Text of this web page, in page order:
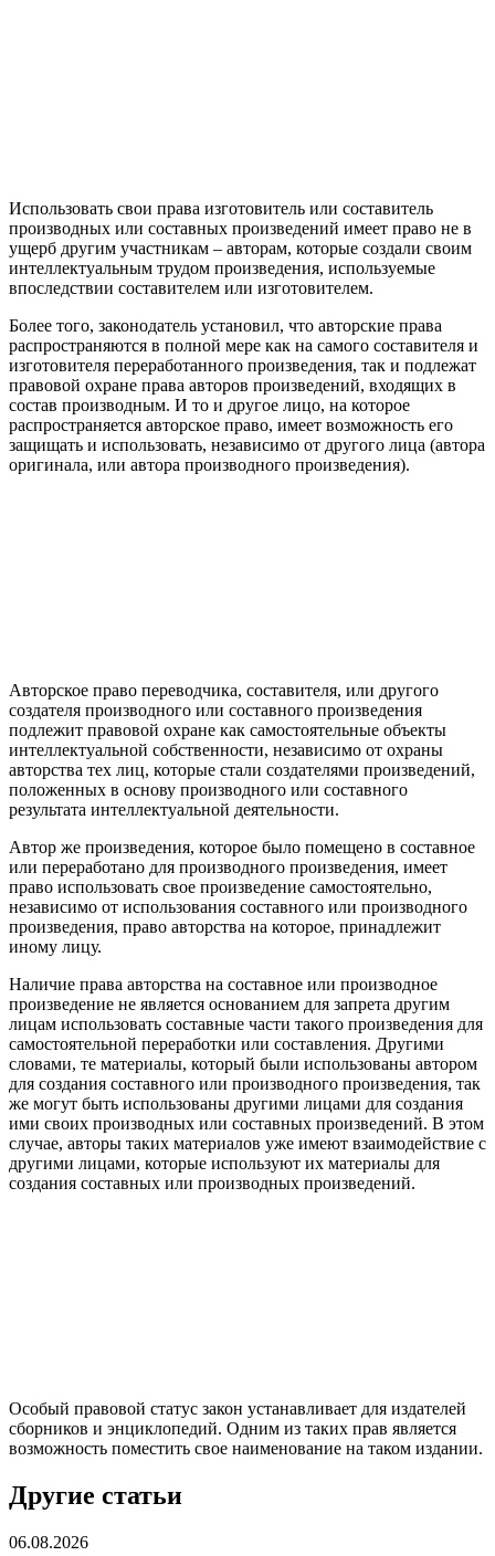
Использовать свои права изготовитель или составитель
производных или составных произведений имеет право не в
ущерб другим участникам – авторам, которые создали своим
интеллектуальным трудом произведения, используемые
впоследствии составителем или изготовителем.
Более того, законодатель установил, что авторские права
распространяются в полной мере как на самого составителя и
изготовителя переработанного произведения, так и подлежат
правовой охране права авторов произведений, входящих в
состав производным. И то и другое лицо, на которое
распространяется авторское право, имеет возможность его
защищать и использовать, независимо от другого лица (автора
оригинала, или автора производного произведения).
Авторское право переводчика, составителя, или другого
создателя производного или составного произведения
подлежит правовой охране как самостоятельные объекты
интеллектуальной собственности, независимо от охраны
авторства тех лиц, которые стали создателями произведений,
положенных в основу производного или составного
результата интеллектуальной деятельности.
Автор же произведения, которое было помещено в составное
или переработано для производного произведения, имеет
право использовать свое произведение самостоятельно,
независимо от использования составного или производного
произведения, право авторства на которое, принадлежит
иному лицу.
Наличие права авторства на составное или производное
произведение не является основанием для запрета другим
лицам использовать составные части такого произведения для
самостоятельной переработки или составления. Другими
словами, те материалы, который были использованы автором
для создания составного или производного произведения, так
же могут быть использованы другими лицами для создания
ими своих производных или составных произведений. В этом
случае, авторы таких материалов уже имеют взаимодействие с
другими лицами, которые используют их материалы для
создания составных или производных произведений.
Особый правовой статус закон устанавливает для издателей
сборников и энциклопедий. Одним из таких прав является
возможность поместить свое наименование на таком издании.
Другие статьи
06.08.2026